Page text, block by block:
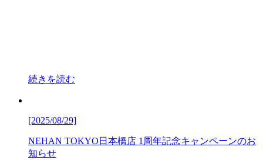
続きを読む
[2025/08/29]
NEHAN TOKYO日本橋店 1周年記念キャンペーンのお
知らせ